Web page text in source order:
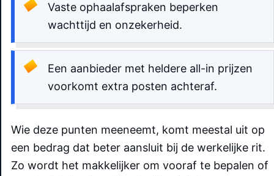
Vaste ophaalafspraken beperken
wachttijd en onzekerheid.
Een aanbieder met heldere all-in prijzen
voorkomt extra posten achteraf.
Wie deze punten meeneemt, komt meestal uit op
een bedrag dat beter aansluit bij de werkelijke rit.
Zo wordt het makkelijker om vooraf te bepalen of